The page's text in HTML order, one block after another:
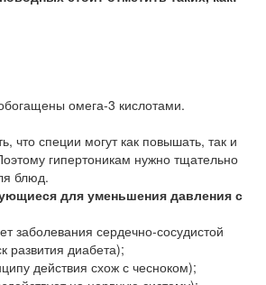
омега-3 кислотами.
что специи могут как повышать, так и
гипертоникам нужно тщательно
блюд.
для уменьшения давления с
заболевания сердечно-сосудистой
развития диабета);
действия схож с чесноком);